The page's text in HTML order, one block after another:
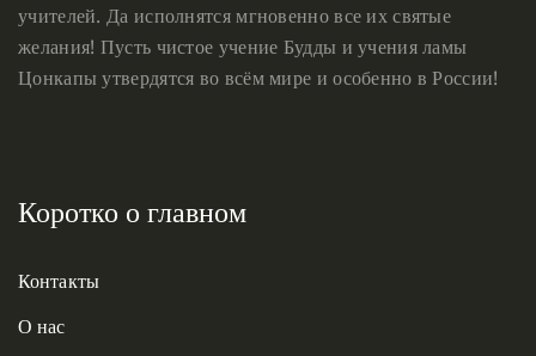
учителей. Да исполнятся мгновенно все их святые
желания! Пусть чистое учение Будды и учения ламы
Цонкапы утвердятся во всём мире и особенно в России!
Коротко о главном
Контакты
О нас